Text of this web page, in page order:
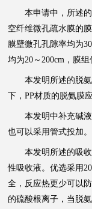
本申请中，所述的
空纤维微孔疏水膜的
膜壁微孔孔隙率均为
均为20～200cm，膜
本发明所述的脱氨
下，PP材质的脱氨膜
本发明中补充碱液
也可以采用管式投加。
本发明所述的吸收
性吸收液。优选采用
全，反应热更少可以
的硫酸根离子，当脱